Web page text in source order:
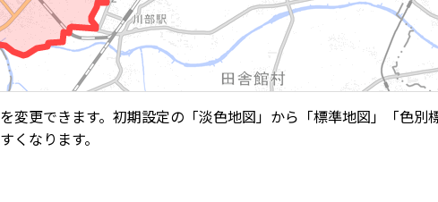
更できます。初期設定の「淡色地図」から「標準地図」「色
くなります。